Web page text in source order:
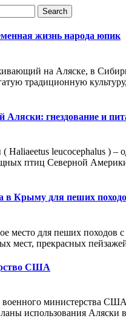
жизнь народа юпик
на Аляске, в
традиционную
Аляски: гнездование и
Haliaeetus leucocephalus ) –
птиц Северной
в Крыму для пеших
место для пеших походов с
мест, прекрасных
США
министерства США
использования Аляски в